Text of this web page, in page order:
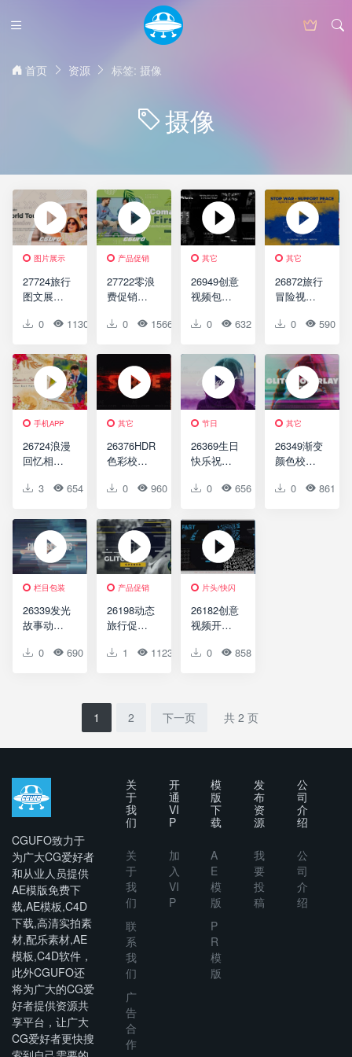
首页 资源 标签: 摄像
摄像
图片展示
27724旅行
图文展示
版Travel
0 1130 0 0
产品促销
27722零浪
费促销动
Zero
Promo
0 1566 0 0
其它
26949创意
视频包装
Work
0 632 0 0
其它
26872旅行
冒险视频
板Travel
Adventure
Slideshow
0 590
手机APP
26724浪漫
回忆相册
板
Slideshow
3 654 0 0
其它
26376HDR
色彩校正
版HDR
Correction
0 960 0 0
节日
26369生日
快乐祝福
版Happy
Cosmic
0 656 0 0
其它
26349渐变
颜色校正
版Gradient
0 861
栏目包装
26339发光
故事动画
版Glow
0 690 0 0
产品促销
26198动态
旅行促销
版Dynamic
1 1123 0 0
片头/快闪
26182创意
视频开场
Duotone
0 858
1 2 下一页 共 2 页
CGUFO致力于
为广大CG爱好者
和从业人员提供
AE模版免费下
载,AE模板,C4D
下载,高清实拍素
材,配乐素材,AE
模板,C4D软件，
此外CGUFO还
将为广大的CG爱
好者提供资源共
享平台，让广大
CG爱好者更快搜
关
于
我
们
关
于
我
们
联
系
我
们
广
告
合
作
开
通
VI
P
加
入
VI
P
模
版
下
载
A
E
模
版
P
R
模
版
发
布
资
源
我
要
投
稿
公
司
介
绍
公
司
介
绍